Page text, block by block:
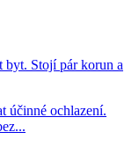
byt. Stojí pár korun a
účinné ochlazení.